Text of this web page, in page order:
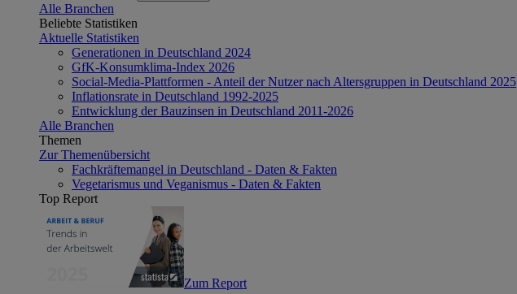
Alle Branchen
Beliebte Statistiken
Aktuelle Statistiken
Generationen in Deutschland 2024
GfK-Konsumklima-Index 2026
Social-Media-Plattformen - Anteil der Nutzer nach Altersgruppen in Deutschland 2025
Inflationsrate in Deutschland 1992-2025
Entwicklung der Bauzinsen in Deutschland 2011-2026
Alle Branchen
Themen
Zur Themenübersicht
Fachkräftemangel in Deutschland - Daten & Fakten
Vegetarismus und Veganismus - Daten & Fakten
Top Report
Zum Report